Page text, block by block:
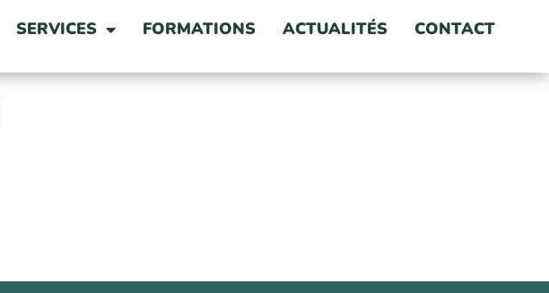
SERVICES FORMATIONS ACTUALITÉS CONTACT